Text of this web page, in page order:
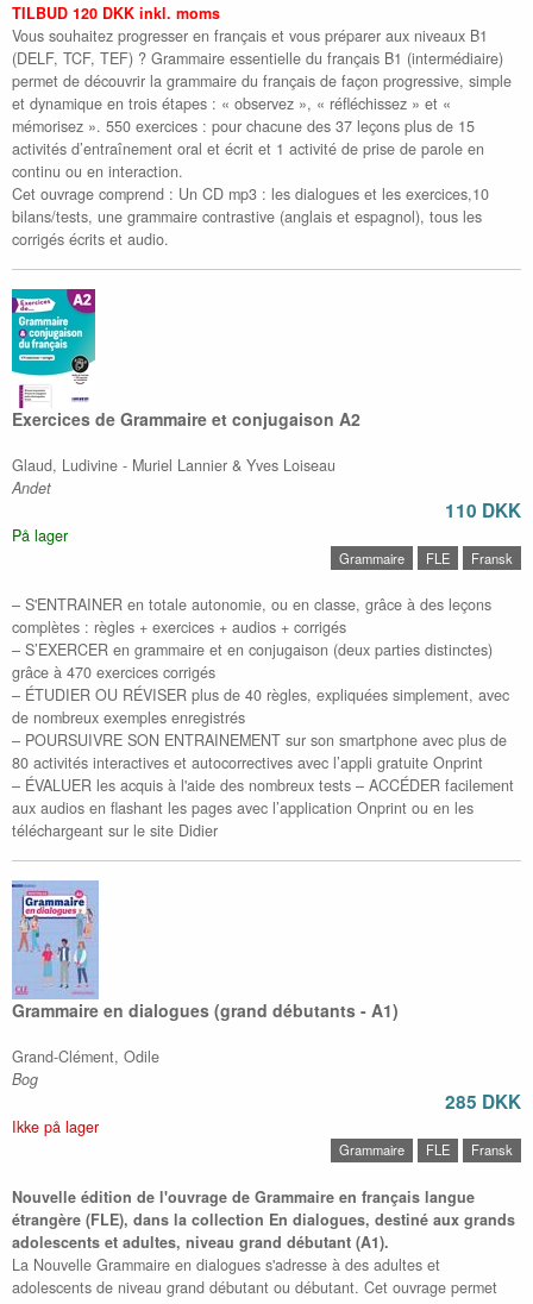
TILBUD 120 DKK inkl. moms
Vous souhaitez progresser en français et vous préparer aux niveaux B1
(DELF, TCF, TEF) ? Grammaire essentielle du français B1 (intermédiaire)
permet de découvrir la grammaire du français de façon progressive, simple
et dynamique en trois étapes : « observez », « réfléchissez » et «
mémorisez ». 550 exercices : pour chacune des 37 leçons plus de 15
activités d’entraînement oral et écrit et 1 activité de prise de parole en
continu ou en interaction.
Cet ouvrage comprend : Un CD mp3 : les dialogues et les exercices,10
bilans/tests, une grammaire contrastive (anglais et espagnol), tous les
corrigés écrits et audio.
Exercices de Grammaire et conjugaison A2
Glaud, Ludivine - Muriel Lannier & Yves Loiseau
Andet
110 DKK
På lager
Grammaire FLE Fransk
– S'ENTRAINER en totale autonomie, ou en classe, grâce à des leçons
complètes : règles + exercices + audios + corrigés
– S’EXERCER en grammaire et en conjugaison (deux parties distinctes)
grâce à 470 exercices corrigés
– ÉTUDIER OU RÉVISER plus de 40 règles, expliquées simplement, avec
de nombreux exemples enregistrés
– POURSUIVRE SON ENTRAINEMENT sur son smartphone avec plus de
80 activités interactives et autocorrectives avec l’appli gratuite Onprint
– ÉVALUER les acquis à l'aide des nombreux tests – ACCÉDER facilement
aux audios en flashant les pages avec l’application Onprint ou en les
téléchargeant sur le site Didier
Grammaire en dialogues (grand débutants - A1)
Grand-Clément, Odile
Bog
285 DKK
Ikke på lager
Grammaire FLE Fransk
Nouvelle édition de l'ouvrage de Grammaire en français langue
étrangère (FLE), dans la collection En dialogues, destiné aux grands
adolescents et adultes, niveau grand débutant (A1).
La Nouvelle Grammaire en dialogues s'adresse à des adultes et
adolescents de niveau grand débutant ou débutant. Cet ouvrage permet